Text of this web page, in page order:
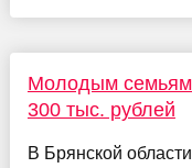
Молодым семьям
300 тыс. рублей
В Брянской